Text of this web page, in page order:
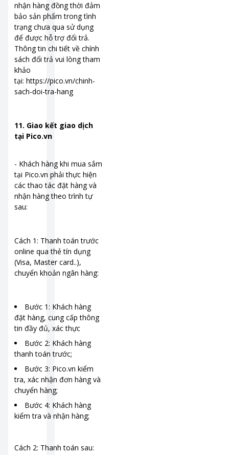
nhận hàng đồng thời đảm
bảo sản phẩm trong tình
trạng chưa qua sử dụng
để được hỗ trợ đổi trả.
Thông tin chi tiết về chính
sách đổi trả vui lòng tham
khảo
tại: https://pico.vn/chinh-
sach-doi-tra-hang
11. Giao kết giao dịch
tại Pico.vn
- Khách hàng khi mua sắm
tại Pico.vn phải thực hiện
các thao tác đặt hàng và
nhận hàng theo trình tự
sau:
Cách 1: Thanh toán trước
online qua thẻ tín dụng
(Visa, Master card..),
chuyển khoản ngân hàng:
Bước 1: Khách hàng
đặt hàng, cung cấp thông
tin đầy đủ, xác thực
Bước 2: Khách hàng
thanh toán trước;
Bước 3: Pico.vn kiểm
tra, xác nhận đơn hàng và
chuyển hàng;
Bước 4: Khách hàng
kiểm tra và nhận hàng;
Cách 2: Thanh toán sau: